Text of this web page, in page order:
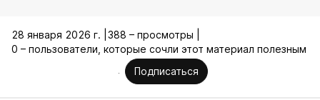
28 января 2026 г. | 388 – просмотры |
0 – пользователи, которые сочли этот материал полезным
Подписаться